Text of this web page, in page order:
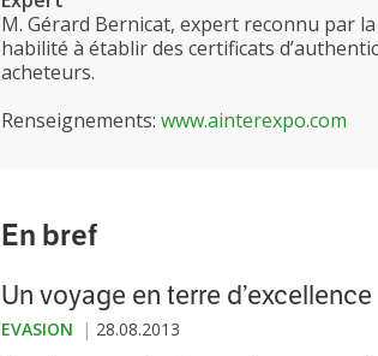
M. Gérard Bernicat, expert reconnu par
habilité à établir des certificats
acheteurs.
Renseignements: www.ainterexpo.com
En bref
Un voyage en terre d’excellence
EVASION 28.08.2013